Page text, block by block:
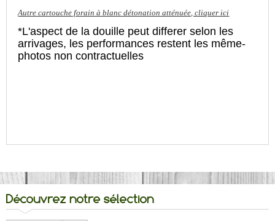
Autre cartouche forain à blanc détonation atténuée, cliquer ici
*L'aspect de la douille peut differer selon les
arrivages, les performances restent les même-
photos non contractuelles
Découvrez notre sélection